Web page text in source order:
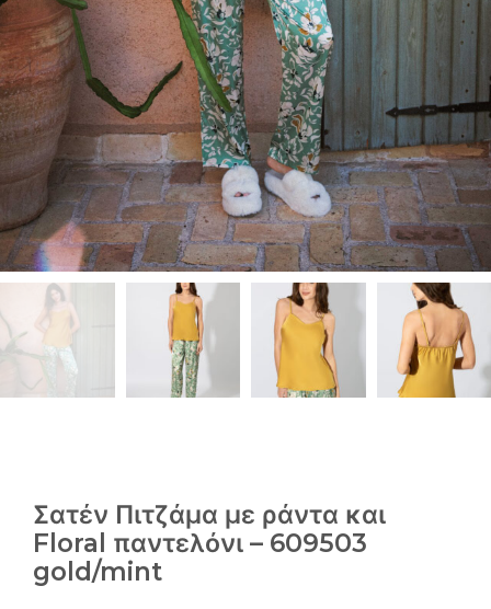
Σατέν Πιτζάμα με ράντα και
Floral παντελόνι – 609503
gold/mint